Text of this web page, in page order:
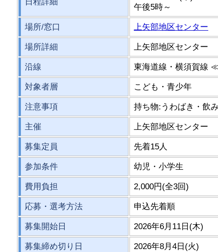
午後5時～
場所/窓口 上矢部地区センター
場所詳細 上矢部地区センター
沿線 東海道線・横須賀線
対象者層 こども・青少年
注意事項 持ち物:うわばき・飲
主催 上矢部地区センター
募集定員 先着15人
参加条件 幼児・小学生
費用負担 2,000円(全3回)
応募・選考方法 申込先着順
募集開始日 2026年6月11日(木)
募集締め切り日 2026年8月4日(火)